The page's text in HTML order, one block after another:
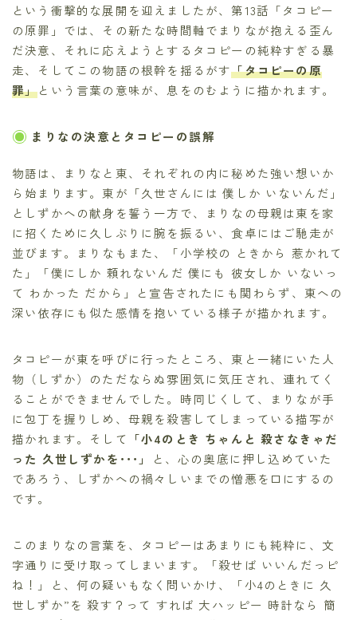
という衝撃的な展開を迎えましたが、第13話「タコピー
の原罪」では、その新たな時間軸でまりなが抱える歪ん
だ決意、それに応えようとするタコピーの純粋すぎる暴
走、そしてこの物語の根幹を揺るがす「タコピーの原
罪」という言葉の意味が、息をのむように描かれます。
まりなの決意とタコピーの誤解
物語は、まりなと東、それぞれの内に秘めた強い想いか
ら始まります。東が「久世さんには 僕しか いないんだ」
としずかへの献身を誓う一方で、まりなの母親は東を家
に招くために久しぶりに腕を振るい、食卓にはご馳走が
並びます。まりなもまた、「小学校の ときから 惹かれて
た」「僕にしか 頼れないんだ 僕にも 彼女しか いないっ
て わかった だから」と宣告されたにも関わらず、東への
深い依存にも似た感情を抱いている様子が描かれます。
タコピーが東を呼びに行ったところ、東と一緒にいた人
物（しずか）のただならぬ雰囲気に気圧され、連れてく
ることができませんでした。時同じくして、まりなが手
に包丁を握りしめ、母親を殺害してしまっている描写が
描かれます。そして 「小4のとき ちゃんと 殺さなきゃだ
った 久世しずかを･･･」
と、心の奥底に押し込めていた
であろう、しずかへの禍々しいまでの憎悪を口にするの
です。
このまりなの言葉を、タコピーはあまりにも純粋に、文
字通りに受け取ってしまいます。「殺せば いいんだっピ
ね！」と、何の疑いもなく問いかけ、「小4のときに 久
世しずか”を 殺す？って すれば 大ハッピー 時計なら 簡